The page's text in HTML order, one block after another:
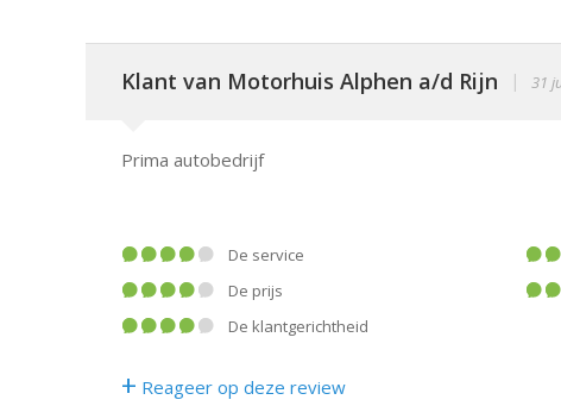
Klant van Motorhuis Alphen a/d Rijn | 31
Prima autobedrijf
De service
De prijs
De klantgerichtheid
+ Reageer op deze review